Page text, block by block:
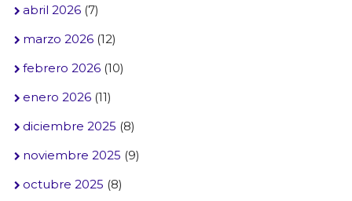
abril 2026(7)
marzo 2026(12)
febrero 2026(10)
enero 2026(11)
diciembre 2025 (8)
noviembre 2025 (9)
octubre 2025 (8)